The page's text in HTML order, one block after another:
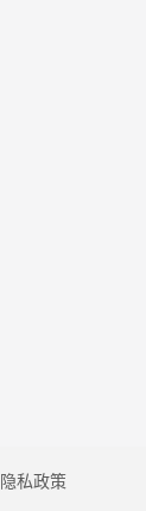
隐私政策